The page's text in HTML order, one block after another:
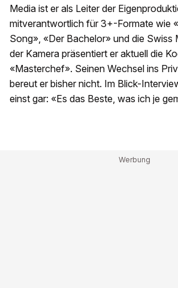
Media ist er als Leiter der
mitverantwortlich für 3+-Formate wie
Song», «Der Bachelor» und die Swiss
der Kamera präsentiert er aktuell die
«Masterchef». Seinen Wechsel ins
bereut er bisher nicht. Im Blick-
einst gar: «Es das Beste, was ich je